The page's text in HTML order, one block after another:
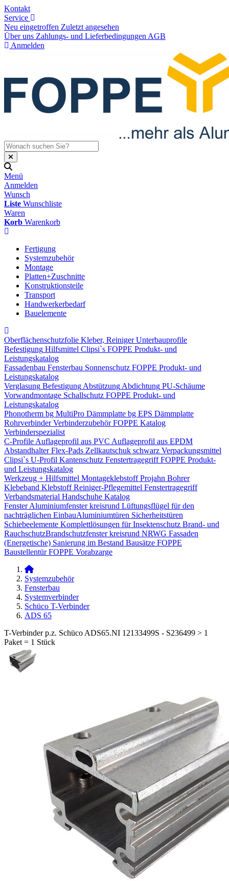
Kontakt
Service
Neu eingetroffen Zuletzt angesehen
Über uns Zahlungs- und Lieferbedingungen AGB
Anmelden
Menü
Anmelden
Wunsch
Liste Wunschliste
Waren
Korb Warenkorb
Fertigung
Systemzubehör
Montage
Platten+Zuschnitte
Konstruktionsteile
Transport
Handwerkerbedarf
Bauelemente
Oberflächenschutzfolie Kleber, Reiniger Unterbauprofile
Befestigung Hilfsmittel Clipsi`s FOPPE Produkt- und
Leistungskatalog
Fassadenbau Fensterbau Sonnenschutz FOPPE Produkt- und
Leistungskatalog
Verglasung Befestigung Abstützung Abdichtung PU-Schäume
Vorwandmontage Schallschutz FOPPE Produkt- und
Leistungskatalog
Phonotherm bg MultiPro Dämmplatte bg EPS Dämmplatte
Rohrverbinder Verbinderzubehör FOPPE Katalog
Verbinderspezialist
C-Profile Auflageprofil aus PVC Auflageprofil aus EPDM
Abstandhalter Flex-Pads Zellkautschuk schwarz Verpackungsmittel
Clipsi`s U-Profil Kantenschutz Fenstertragegriff FOPPE Produkt-
und Leistungskatalog
Werkzeug + Hilfsmittel Montageklebstoff Projahn Bohrer
Klebeband Klebstoff Reiniger-Pflegemittel Fenstertragegriff
Verbandsmaterial Handschuhe Katalog
Fenster Aluminiumfenster kreisrund Lüftungsflügel für den
nachträglichen Einbau​Aluminiumtüren Sicherheitstüren
Schiebeelemente Komplettlösungen für Insektenschutz Brand- und
Rauchschutz​Brandschutzfenster kreisrund NRWG Fassaden
(Energetische) Sanierung im Bestand Bausätze FOPPE
Baustellentür FOPPE Vorabzarge
Systemzubehör
Fensterbau
Systemverbinder
Schüco T-Verbinder
ADS 65
T-Verbinder p.z. Schüco ADS65.NI 12133499S - S236499 > 1
Paket = 1 Stück